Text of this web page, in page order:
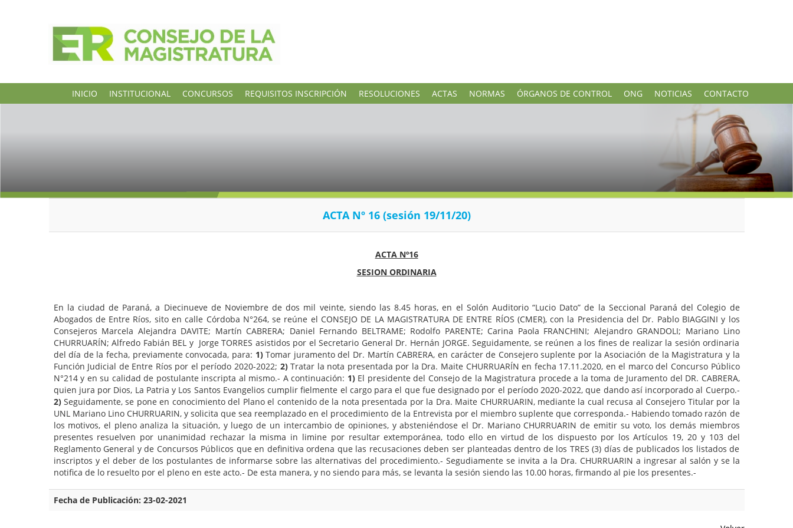
INICIO INSTITUCIONAL CONCURSOS REQUISITOS INSCRIPCIÓN RESOLUCIONES ACTAS NORMAS ÓRGANOS DE CONTROL ONG NOTICIAS CONTACTO
ACTA Nº 16 (sesión 19/11/20)
ACTA Nº16
SESION ORDINARIA
En la ciudad de Paraná, a Diecinueve de Noviembre de dos mil veinte, siendo las 8.45 horas, en el Solón Auditorio “Lucio Dato” de la Seccional Paraná del Colegio de
Abogados de Entre Ríos, sito en calle Córdoba N°264, se reúne el CONSEJO DE LA MAGISTRATURA DE ENTRE RÍOS (CMER), con la Presidencia del Dr. Pablo BIAGGINI y los
Consejeros Marcela Alejandra DAVITE; Martín CABRERA; Daniel Fernando BELTRAME; Rodolfo PARENTE; Carina Paola FRANCHINI; Alejandro GRANDOLI; Mariano Lino
CHURRUARÍN; Alfredo Fabián BEL y Jorge TORRES asistidos por el Secretario General Dr. Hernán JORGE. Seguidamente, se reúnen a los fines de realizar la sesión ordinaria
del día de la fecha, previamente convocada, para: 1)Tomar juramento del Dr. Martín CABRERA, en carácter de Consejero suplente por la Asociación de la Magistratura y la
Función Judicial de Entre Ríos por el período 2020-2022; 2)Tratar la nota presentada por la Dra. Maite CHURRUARÍN en fecha 17.11.2020, en el marco del Concurso Público
N°214 y en su calidad de postulante inscripta al mismo.- A continuación: 1) El presidente del Consejo de la Magistratura procede a la toma de Juramento del DR. CABRERA,
quien jura por Dios, La Patria y Los Santos Evangelios cumplir fielmente el cargo para el que fue designado por el período 2020-2022, que dando así incorporado al Cuerpo.-
2) Seguidamente, se pone en conocimiento del Plano el contenido de la nota presentada por la Dra. Maite CHURRUARIN, mediante la cual recusa al Consejero Titular por la
UNL Mariano Lino CHURRUARIN, y solicita que sea reemplazado en el procedimiento de la Entrevista por el miembro suplente que corresponda.- Habiendo tomado razón de
los motivos, el pleno analiza la situación, y luego de un intercambio de opiniones, y absteniéndose el Dr. Mariano CHURRUARIN de emitir su voto, los demás miembros
presentes resuelven por unanimidad rechazar la misma in limine por resultar extemporánea, todo ello en virtud de los dispuesto por los Artículos 19, 20 y 103 del
Reglamento General y de Concursos Públicos que en definitiva ordena que las recusaciones deben ser planteadas dentro de los TRES (3) días de publicados los listados de
inscriptos y el deber de los postulantes de informarse sobre las alternativas del procedimiento.- Segudiamente se invita a la Dra. CHURRUARIN a ingresar al salón y se la
notifica de lo resuelto por el pleno en este acto.- De esta manera, y no siendo para más, se levanta la sesión siendo las 10.00 horas, firmando al pie los presentes.-
Fecha de Publicación: 23-02-2021